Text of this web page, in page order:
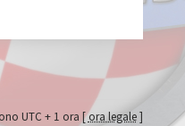
UTC + 1 ora [ora legale]